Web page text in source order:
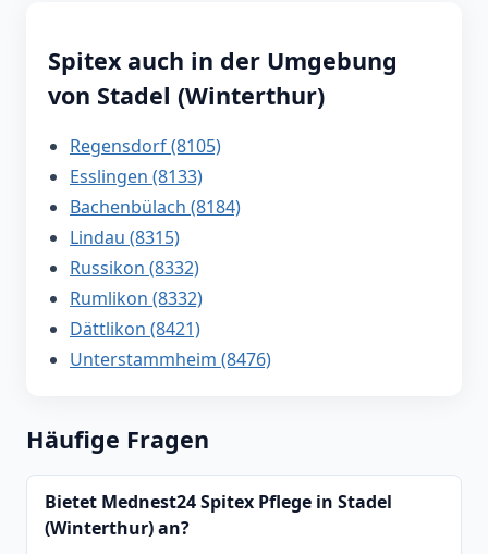
Spitex auch in der Umgebung
von Stadel (Winterthur)
Regensdorf (8105)
Esslingen (8133)
Bachenbülach (8184)
Lindau (8315)
Russikon (8332)
Rumlikon (8332)
Dättlikon (8421)
Unterstammheim (8476)
Häufige Fragen
Bietet Mednest24 Spitex Pflege in Stadel
(Winterthur) an?